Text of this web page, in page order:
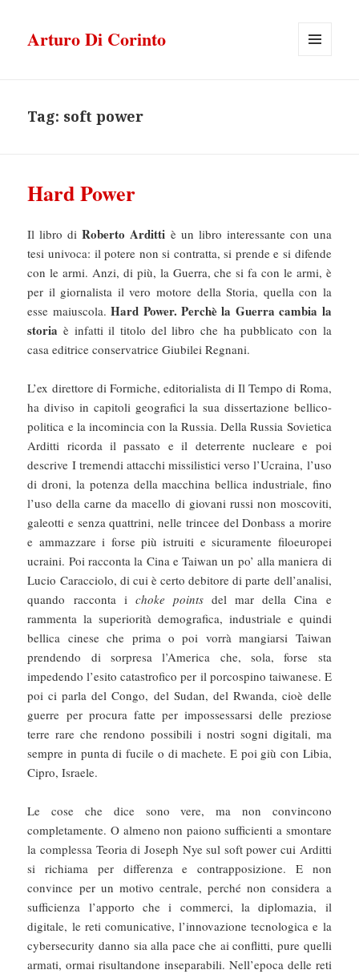
Arturo Di Corinto
Tag: soft power
Hard Power
Il libro diRoberto Arditti è un libro interessante con una
tesi univoca: il potere non si contratta, si prende e si difende
con le armi. Anzi, di più, la Guerra, che si fa con le armi, è
per il giornalista il vero motore della Storia, quella con la
esse maiuscola.Hard Power. Perchè la Guerra cambia la
storiaè infatti il titolo del libro che ha pubblicato con la
casa editrice conservatrice Giubilei Regnani.
L’ex direttore di Formiche, editorialista di Il Tempo di Roma,
ha diviso in capitoli geografici la sua dissertazione bellico-
politica e la incomincia con la Russia. Della Russia Sovietica
Arditti ricorda il passato e il deterrente nucleare e poi
descrive I tremendi attacchi missilistici verso l’Ucraina, l’uso
di droni, la potenza della macchina bellica industriale, fino
l’uso della carne da macello di giovani russi non moscoviti,
galeotti e senza quattrini, nelle trincee del Donbass a morire
e ammazzare i forse più istruiti e sicuramente filoeuropei
ucraini. Poi racconta la Cina e Taiwan un po’ alla maniera di
Lucio Caracciolo, di cui è certo debitore di parte dell’analisi,
quando racconta i choke pointsdel mar della Cina e
rammenta la superiorità demografica, industriale e quindi
bellica cinese che prima o poi vorrà mangiarsi Taiwan
prendendo di sorpresa l’America che, sola, forse sta
impedendo l’esito catastrofico per il porcospino taiwanese. E
poi ci parla del Congo, del Sudan, del Rwanda, cioè delle
guerre per procura fatte per impossessarsi delle preziose
terre rare che rendono possibili i nostri sogni digitali, ma
sempre in punta di fucile o di machete. E poi giù con Libia,
Cipro, Israele.
Le cose che dice sono vere, ma non convincono
completamente. O almeno non paiono sufficienti a smontare
la complessa Teoria di Joseph Nye sul soft power cui Arditti
si richiama per differenza e contrapposizione. E non
convince per un motivo centrale, perché non considera a
sufficienza l’apporto che i commerci, la diplomazia, il
digitale, le reti comunicative, l’innovazione tecnologica e la
cybersecurity danno sia alla pace che ai conflitti, pure quelli
armati, ormai risultandone inseparabili. Nell’epoca delle reti